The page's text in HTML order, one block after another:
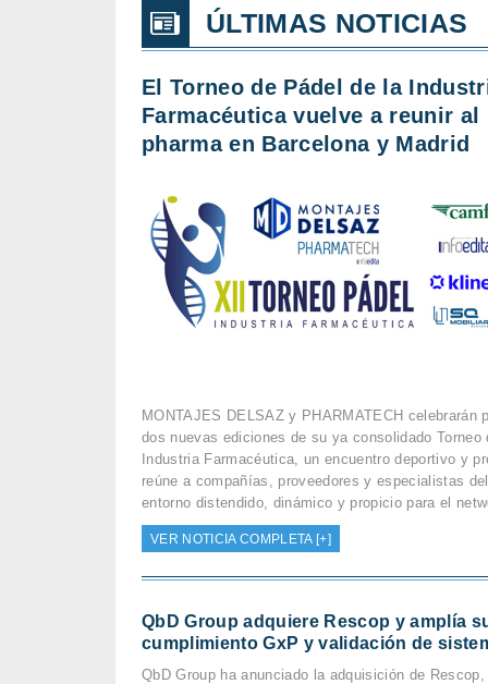
ÚLTIMAS NOTICIAS
El Torneo de Pádel de la
Farmacéutica vuelve a reunir al
pharma en Barcelona y Madrid
MONTAJES DELSAZ y PHARMATECH celebrarán
dos nuevas ediciones de su ya consolidado Torneo
Industria Farmacéutica, un encuentro deportivo y
reúne a compañías, proveedores y especialistas
entorno distendido, dinámico y propicio para el
VER NOTICIA COMPLETA [+]
QbD Group adquiere Rescop y amplía
cumplimiento GxP y validación de
QbD Group ha anunciado la adquisición de